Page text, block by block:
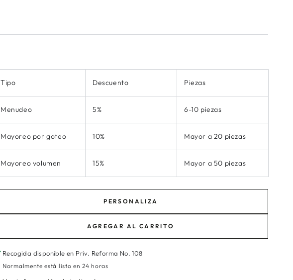
Tipo Descuento Piezas
Menudeo 5% 6-10 piezas
Mayoreo por goteo 10% Mayor a 20 piezas
Mayoreo volumen 15% Mayor a 50 piezas
PERSONALIZA
AGREGAR AL CARRITO
Recogida disponible en Priv. Reforma No. 108
Normalmente está listo en 24 horas